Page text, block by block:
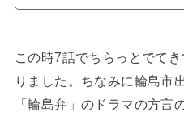
この時7話でちらっとでて
りました。ちなみに輪島市
「輪島弁」のドラマの方言